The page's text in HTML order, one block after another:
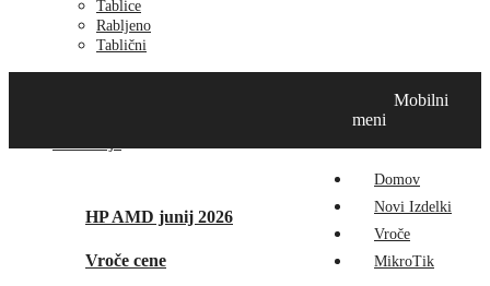
Tablice
Rabljeno
Tablični
HP AMD junij 2026
Vroče cene
Mobilni
meni
Domov
Novi Izdelki
Vroče
MikroTik